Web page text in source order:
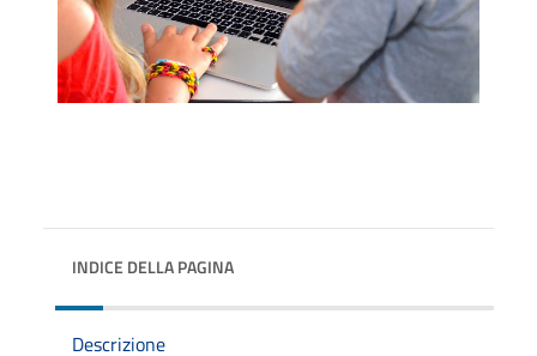
INDICE DELLA PAGINA
Descrizione